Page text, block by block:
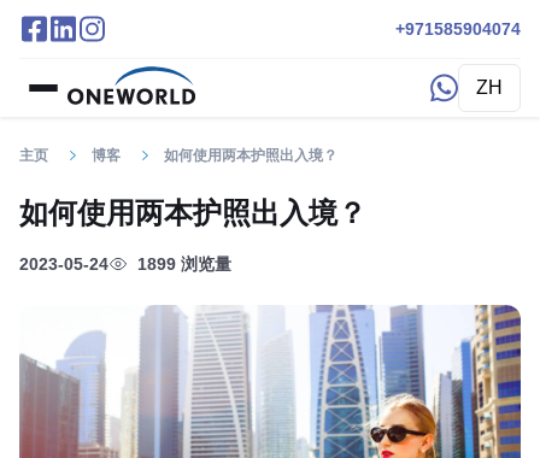
+971585904074
ZH
主页 博客 如何使用两本护照出入境？
如何使用两本护照出入境？
2023-05-24 1899 浏览量